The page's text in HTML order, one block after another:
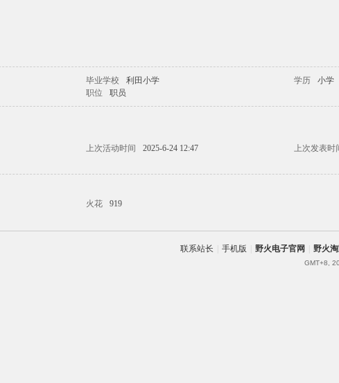
毕业学校 利田小学 学历
小学
职位 职员
上次活动时间 2025-6-24 12:47 上次发表时
火花 919
联系站长 手机版 野火电子官网 野火
GMT+8,